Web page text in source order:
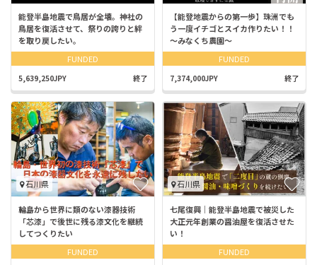
能登半島地震で鳥居が全壊。神社の
鳥居を復活させて、祭りの誇りと絆
を取り戻したい。
FUNDED
5,639,250JPY 終了
【能登地震からの第一歩】珠洲でも
う一度イチゴとスイカ作りたい！！
～みなくち農園～
FUNDED
7,374,000JPY 終了
石川県
輪島から世界に類のない漆器技術
「芯漆」で後世に残る漆文化を継続
してつくりたい
FUNDED
石川県
七尾復興｜能登半島地震で被災した
大正元年創業の醤油屋を復活させた
い！
FUNDED